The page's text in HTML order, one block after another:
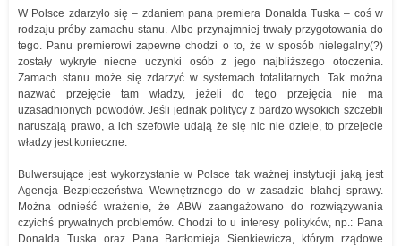
W Polsce zdarzyło się – zdaniem pana premiera Donalda Tuska – coś w
rodzaju próby zamachu stanu. Albo przynajmniej trwały przygotowania do
tego. Panu premierowi zapewne chodzi o to, że w sposób nielegalny(?)
zostały wykryte niecne uczynki osób z jego najbliższego otoczenia.
Zamach stanu może się zdarzyć w systemach totalitarnych. Tak można
nazwać przejęcie tam władzy, jeżeli do tego przejęcia nie ma
uzasadnionych powodów. Jeśli jednak politycy z bardzo wysokich szczebli
naruszają prawo, a ich szefowie udają że się nic nie dzieje, to przejecie
władzy jest konieczne.
Bulwersujące jest wykorzystanie w Polsce tak ważnej instytucji jaką jest
Agencja Bezpieczeństwa Wewnętrznego do w zasadzie błahej sprawy.
Można odnieść wrażenie, że ABW zaangażowano do rozwiązywania
czyichś prywatnych problemów. Chodzi to u interesy polityków, np.: Pana
Donalda Tuska oraz Pana Bartłomieja Sienkiewicza, którym rządowe